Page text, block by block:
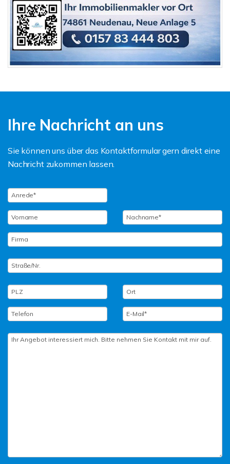
Ihre Nachricht an uns
Sie können uns über das Kontaktformular gern direkt eine
Nachricht zukommen lassen.